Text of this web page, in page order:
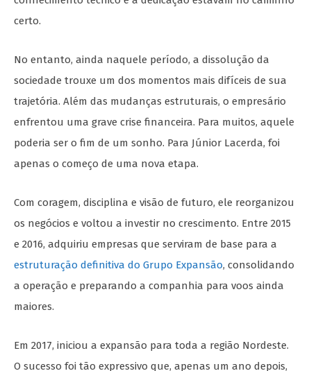
certo.
No entanto, ainda naquele período, a dissolução da
sociedade trouxe um dos momentos mais difíceis de sua
trajetória. Além das mudanças estruturais, o empresário
enfrentou uma grave crise financeira. Para muitos, aquele
poderia ser o fim de um sonho. Para Júnior Lacerda, foi
apenas o começo de uma nova etapa.
Com coragem, disciplina e visão de futuro, ele reorganizou
os negócios e voltou a investir no crescimento. Entre 2015
e 2016, adquiriu empresas que serviram de base para a
estruturação definitiva do Grupo Expansão, consolidando
a operação e preparando a companhia para voos ainda
maiores.
Em 2017, iniciou a expansão para toda a região Nordeste.
O sucesso foi tão expressivo que, apenas um ano depois,